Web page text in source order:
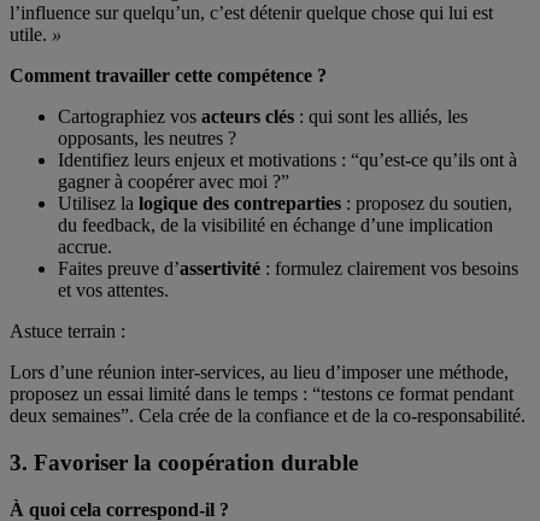
l’influence sur quelqu’un, c’est détenir quelque chose qui lui est
utile. »
Comment travailler cette compétence ?
Cartographiez vos acteurs clés : qui sont les alliés, les
opposants, les neutres ?
Identifiez leurs enjeux et motivations : “qu’est-ce qu’ils ont à
gagner à coopérer avec moi ?”
Utilisez la logique des contreparties : proposez du soutien,
du feedback, de la visibilité en échange d’une implication
accrue.
Faites preuve d’assertivité : formulez clairement vos besoins
et vos attentes.
Astuce terrain :
Lors d’une réunion inter-services, au lieu d’imposer une méthode,
proposez un essai limité dans le temps : “testons ce format pendant
deux semaines”. Cela crée de la confiance et de la co-responsabilité.
3. Favoriser la coopération durable
À quoi cela correspond-il ?